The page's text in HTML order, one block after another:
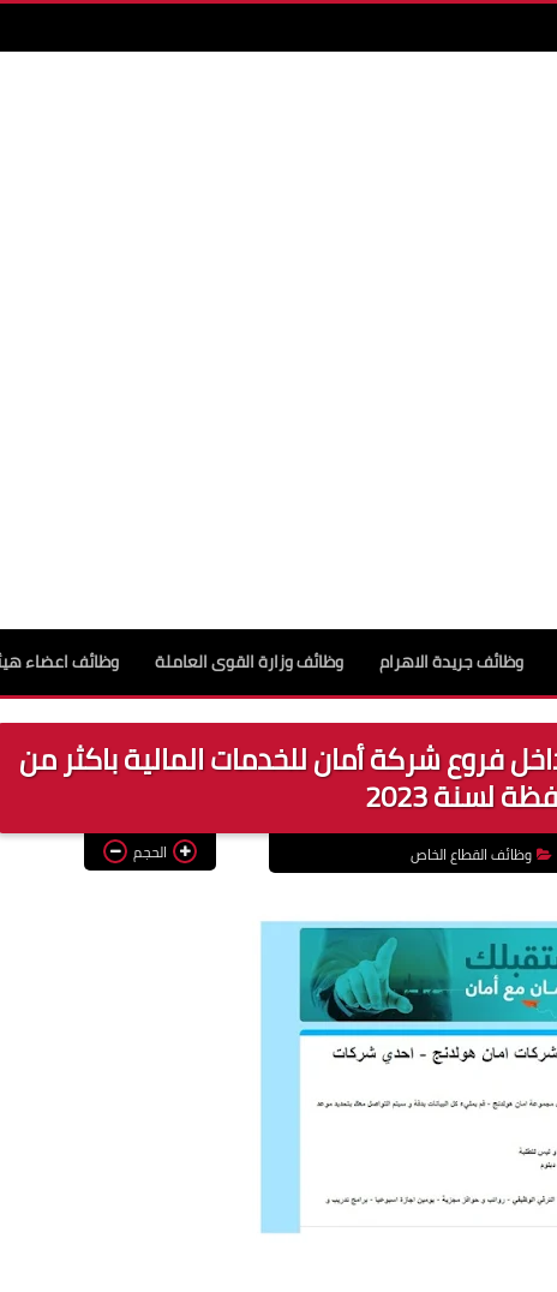
وظائف جريدة الاهرام وظائف وزارة القوى العاملة وظائف اعضاء
فروع شركة أمان للخدمات المالية باكثر من
لسنة 2023
وظائف القطاع الخاص الحجم